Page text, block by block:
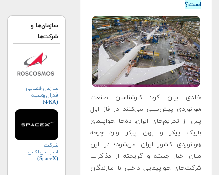
است؟
خالدی بیان کرد: کارشناسان صنعت
هوانوردی پیش‌بینی می‌کنند در فاز اول
پس از تحریم‌های ایران، ده‌ها هواپیمای
باریک پیکر و پهن پیکر وارد چرخه
هوانوردی کشور‌ ایران می‌شود؛ ‌در این
میان اخبار جسته و گریخته از مذاکرات
شرکت‌های هواپیمایی داخلی با سازندگان
سازمان‌ها و
شرکت‌ها
سازمان فضایی
فدرال روسیه
(ФКА)
شرکت
اسپیس‌اکس
(SpaceX)